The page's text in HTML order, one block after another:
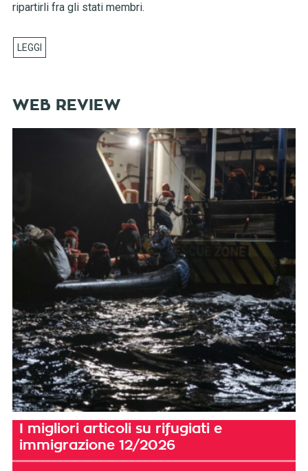
ripartirli fra gli stati membri.
WEB REVIEW
I migliori articoli su rifugiati e
immigrazione 12/2026